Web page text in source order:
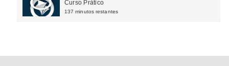
Curso Prático
137 minutos restantes